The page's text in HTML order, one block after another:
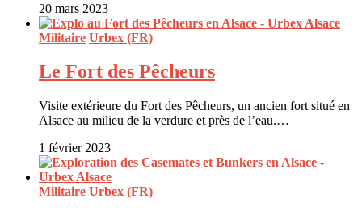
20 mars 2023
Militaire Urbex (FR)
Le Fort des Pêcheurs
Visite extérieure du Fort des Pêcheurs, un ancien fort situé en
Alsace au milieu de la verdure et près de l’eau.…
1 février 2023
Militaire Urbex (FR)